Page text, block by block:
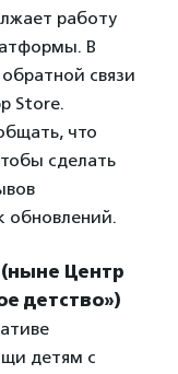
работу
В
связи
Store.
что
сделать
обновлений.
(ныне Центр
детство»)
детям с